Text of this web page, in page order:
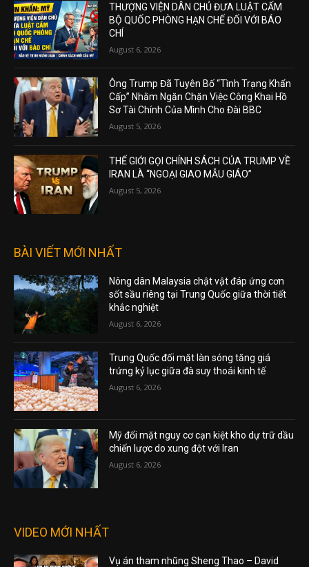
THƯỢNG VIỆN DÂN CHỦ ĐƯA LUẬT CẤM
BỘ QUỐC PHÒNG HẠN CHẾ ĐỐI VỚI BÁO
CHÍ
August 6, 2026
Ông Trump Đã Tuyên Bố “Tình Trạng Khẩn
Cấp” Nhằm Ngăn Chặn Việc Công Khai Hồ
Sơ Tài Chính Của Mình Cho Đài BBC
August 5, 2026
THẾ GIỚI GỌI CHÍNH SÁCH CỦA TRUMP VỀ
IRAN LÀ “NGOẠI GIAO MẪU GIÁO”
August 5, 2026
BÀI VIẾT MỚI NHẤT
Nông dân Malaysia chật vật đáp ứng cơn
sốt sầu riêng tại Trung Quốc giữa thời tiết
khắc nghiệt
August 6, 2026
Trung Quốc đối mặt làn sóng tăng giá
trứng kỷ lục giữa đà suy thoái kinh tế
August 6, 2026
Mỹ đối mặt nguy cơ cạn kiệt kho dự trữ dầu
chiến lược do xung đột với Iran
August 6, 2026
VIDEO MỚI NHẤT
Vụ án tham nhũng Sheng Thao – David